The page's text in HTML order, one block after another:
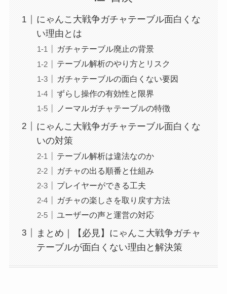
にゃんこ大戦争ガチャテーブル面白くな
い理由とは
ガチャテーブル廃止の背景
テーブル解析のやり方とリスク
ガチャテーブルの面白くない要因
ずらし操作の有効性と限界
ノーマルガチャテーブルの特徴
にゃんこ大戦争ガチャテーブル面白くな
いの対策
テーブル解析は違法なのか
ガチャの出る順番と仕組み
プレイヤーができる工夫
ガチャの楽しさを取り戻す方法
ユーザーの声と運営の対応
まとめ｜【必見】にゃんこ大戦争ガチャ
テーブルが面白くない理由と解決策